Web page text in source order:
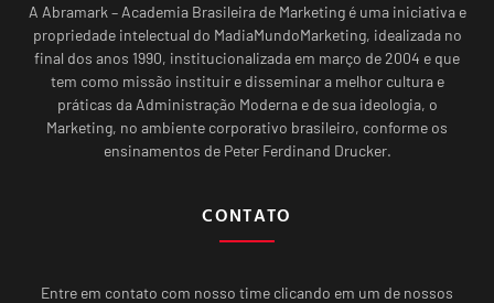
A Abramark – Academia Brasileira de Marketing é uma iniciativa e
propriedade intelectual do MadiaMundoMarketing, idealizada no
final dos anos 1990, institucionalizada em março de 2004 e que
tem como missão instituir e disseminar a melhor cultura e
práticas da Administração Moderna e de sua ideologia, o
Marketing, no ambiente corporativo brasileiro, conforme os
ensinamentos de Peter Ferdinand Drucker.
CONTATO
Entre em contato com nosso time clicando em um de nossos